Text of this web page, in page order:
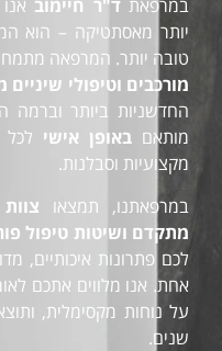
במרפאתד"ר חיימוב
יותר מאסתטיקה – הוא
טובה יותר. המרפאה
מורכבים וטיפולי
החדשניות ביותר וברמה
מותאם באופן אישי
מקצועיות וסבלנות.
במרפאתנו, תמצאו
מתקדם ושיטות טיפול
לכם פתרונות איכותיים,
אחת. אנו מלווים אתכם
על נוחות מקסימלית,
שנים.